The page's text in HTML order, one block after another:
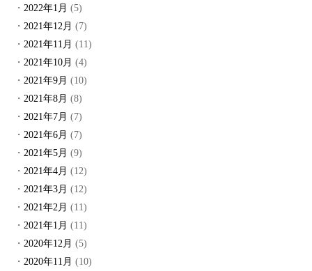
2022年1月 (5)
2021年12月 (7)
2021年11月 (11)
2021年10月 (4)
2021年9月 (10)
2021年8月 (8)
2021年7月 (7)
2021年6月 (7)
2021年5月 (9)
2021年4月 (12)
2021年3月 (12)
2021年2月 (11)
2021年1月 (11)
2020年12月 (5)
2020年11月 (10)